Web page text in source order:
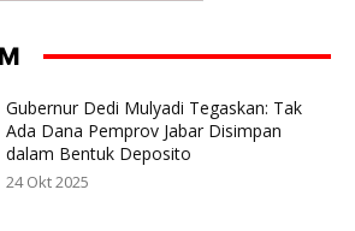
Gubernur Dedi Mulyadi Tegaskan: Tak
Ada Dana Pemprov Jabar Disimpan
dalam Bentuk Deposito
24 Okt 2025